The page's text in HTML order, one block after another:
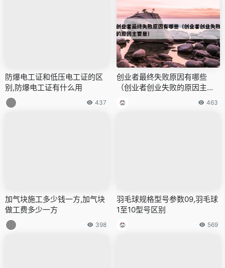
防爆电工证和低压电工证的区
别,防爆电工证有什么用
437
创业者最终失败原因有哪些
（创业者创业失败的原因主要
463
加气块施工多少钱一方,加气块
做工费多少一方
398
羽毛球规格型号参数09,羽毛球
1至10型号区别
569